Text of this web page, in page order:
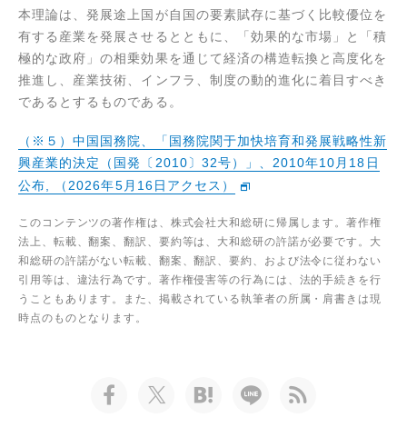
本理論は、発展途上国が自国の要素賦存に基づく比較優位を
有する産業を発展させるとともに、「効果的な市場」と「積
極的な政府」の相乗効果を通じて経済の構造転換と高度化を
推進し、産業技術、インフラ、制度の動的進化に着目すべき
であるとするものである。
（※５）中国国務院、「国務院関于加快培育和発展戦略性新
興産業的決定（国発〔2010〕32号）」、2010年10月18日
公布, （2026年5月16日アクセス）
このコンテンツの著作権は、株式会社大和総研に帰属します。著作権
法上、転載、翻案、翻訳、要約等は、大和総研の許諾が必要です。大
和総研の許諾がない転載、翻案、翻訳、要約、および法令に従わない
引用等は、違法行為です。著作権侵害等の行為には、法的手続きを行
うこともあります。また、掲載されている執筆者の所属・肩書きは現
時点のものとなります。